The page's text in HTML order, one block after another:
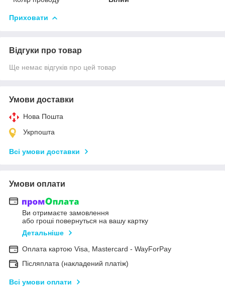
Приховати
Відгуки про товар
Ще немає відгуків про цей товар
Умови доставки
Нова Пошта
Укрпошта
Всі умови доставки
Умови оплати
Ви отримаєте замовлення
або гроші повернуться на вашу картку
Детальніше
Оплата картою Visa, Mastercard - WayForPay
Післяплата (накладений платіж)
Всі умови оплати